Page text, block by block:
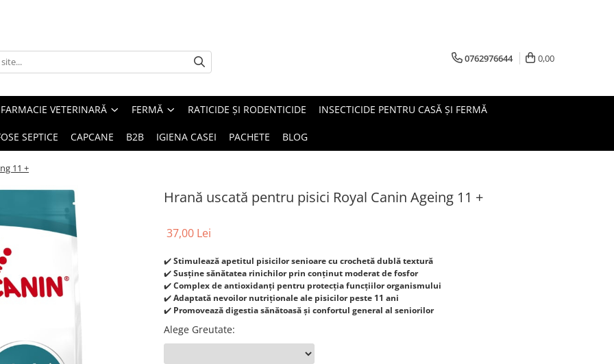
0762976644 0,00
FARMACIE VETERINARĂ FERMĂ RATICIDE ȘI RODENTICIDE INSECTICIDE PENTRU CASĂ ȘI FERMĂ
SEPTICE CAPCANE B2B IGIENA CASEI PACHETE BLOG
11 +
Hrană uscată pentru pisici Royal Canin Ageing 11 +
37,00 Lei
✔️Stimulează apetitul pisicilor senioare cu crochetă dublă textură
✔️Susține sănătatea rinichilor prin conținut moderat de fosfor
✔️Complex de antioxidanți pentru protecția funcțiilor organismului
✔️Adaptată nevoilor nutriționale ale pisicilor peste 11 ani
✔️ Promovează digestia sănătoasă și confortul general al seniorilor
Alege Greutate: